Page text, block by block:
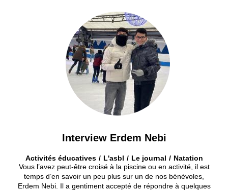
Interview Erdem Nebi
Activités éducatives L'asbl Le journal
Natation
Vous l’avez peut-être croisé à la piscine ou en activité, il est
temps d’en savoir un peu plus sur un de nos bénévoles,
Erdem Nebi. Il a gentiment accepté de répondre à quelques